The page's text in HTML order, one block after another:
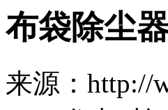
布袋除尘
来源：http://